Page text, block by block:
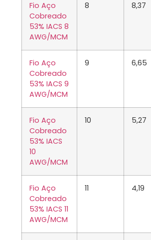
Fio Aço
Cobreado
53% IACS 8
AWG/MCM
8 8,37
Fio Aço
Cobreado
53% IACS 9
AWG/MCM
9 6,65
Fio Aço
Cobreado
53% IACS
10
AWG/MCM
10 5,27
Fio Aço
Cobreado
53% IACS 11
AWG/MCM
11 4,19